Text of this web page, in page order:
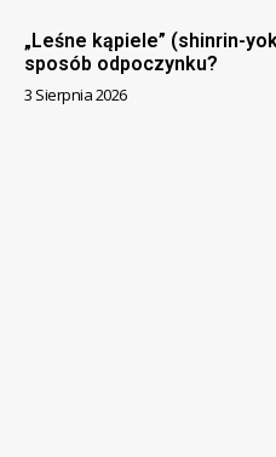
„Leśne kąpiele” (shinrin-
sposób odpoczynku?
3 Sierpnia 2026